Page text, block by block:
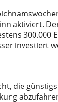
aktiviert.
300.000
investiert
die